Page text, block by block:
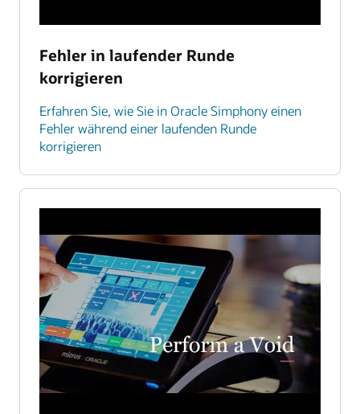
Fehler in laufender Runde
korrigieren
Erfahren Sie, wie Sie in Oracle Simphony einen
Fehler während einer laufenden Runde
korrigieren